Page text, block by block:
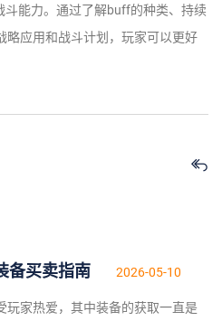
能力。通过了解buff的种类、持续
略应用和战斗计划，玩家可以更好
备买卖指南 2026-05-10
玩家热爱，其中装备的获取一直是